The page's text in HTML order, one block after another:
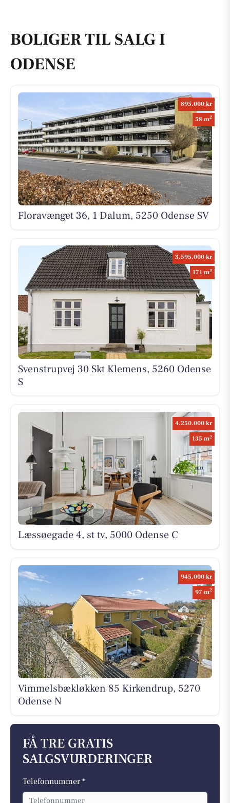
BOLIGER TIL SALG I
ODENSE
895.000 kr
58 m2
Floravænget 36, 1 Dalum, 5250 Odense SV
3.595.000 kr
171 m2
Svenstrupvej 30 Skt Klemens, 5260 Odense
S
4.250.000 kr
135 m2
Læssøegade 4, st tv, 5000 Odense C
945.000 kr
97 m2
Vimmelsbækløkken 85 Kirkendrup, 5270
Odense N
FÅ TRE GRATIS
SALGSVURDERINGER
Telefonnummer *